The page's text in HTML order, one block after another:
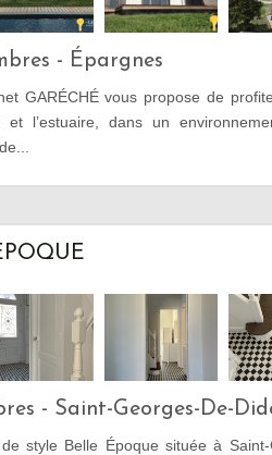
- Épargnes
GARÉCHÉ vous propose de
et l’estuaire, dans un
- Saint-Georges-De-
style Belle Époque située à Saint-